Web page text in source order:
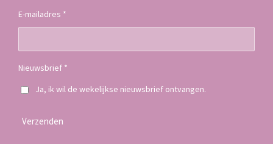
E-mailadres *
Nieuwsbrief *
Ja, ik wil de wekelijkse nieuwsbrief ontvangen.
Verzenden